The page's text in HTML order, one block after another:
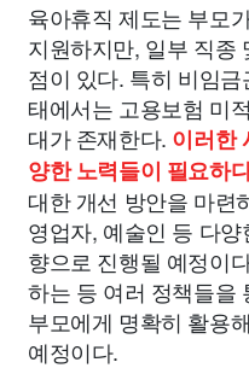
육아휴직 제도는 부모
지원하지만, 일부 직종
점이 있다. 특히 비임
태에서는 고용보험 미
대가 존재한다. 이러한
양한 노력들이 필요하
대한 개선 방안을 마련
영업자, 예술인 등 다
향으로 진행될 예정이
하는 등 여러 정책들을
부모에게 명확히 활용
예정이다.